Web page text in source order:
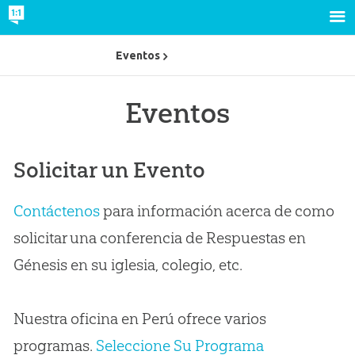
Eventos
Solicitar un Evento
Contáctenospara información acerca de como
solicitar una conferencia de Respuestas en
Génesis en su iglesia, colegio, etc.
Nuestra oficina en Perú ofrece varios
programas. Seleccione Su Programa
Eventos